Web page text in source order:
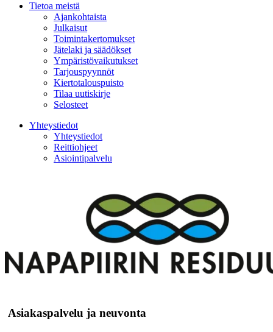
Tietoa meistä
Ajankohtaista
Julkaisut
Toimintakertomukset
Jätelaki ja säädökset
Ympäristövaikutukset
Tarjouspyynnöt
Kiertotalouspuisto
Tilaa uutiskirje
Selosteet
Yhteystiedot
Yhteystiedot
Reittiohjeet
Asiointipalvelu
Asiakaspalvelu ja neuvonta